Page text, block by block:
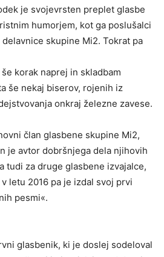
je svojevrsten preplet glasbe
humorjem, kot ga poslušalci
skupine Mi2. Tokrat pa
korak naprej in skladbam
še nekaj biserov, rojenih iz
onkraj železne zavese.
član glasbene skupine Mi2,
je avtor dobršnjega dela njihovih
tudi za druge glasbene izvajalce,
letu 2016 pa je izdal svoj prvi
pesmi«.
glasbenik, ki je doslej sodeloval